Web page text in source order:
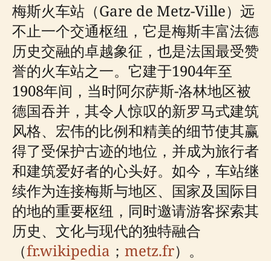
梅斯火车站（Gare de Metz-Ville）远
不止一个交通枢纽，它是梅斯丰富法德
历史交融的卓越象征，也是法国最受赞
誉的火车站之一。它建于1904年至
1908年间，当时阿尔萨斯-洛林地区被
德国吞并，其令人惊叹的新罗马式建筑
风格、宏伟的比例和精美的细节使其赢
得了受保护古迹的地位，并成为旅行者
和建筑爱好者的心头好。如今，车站继
续作为连接梅斯与地区、国家及国际目
的地的重要枢纽，同时邀请游客探索其
历史、文化与现代的独特融合
（fr.wikipedia ； metz.fr）。